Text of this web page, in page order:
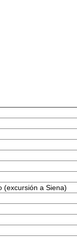
(excursión a Siena)